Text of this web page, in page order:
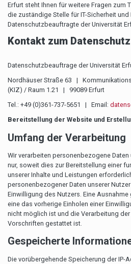
Erfurt steht Ihnen für weitere Fragen zum
die zuständige Stelle für IT-Sicherheit
Datenschutzbeauftragte der Universität
Kontakt zum Datenschutz
Datenschutzbeauftrage der Universität
Nordhäuser Straße 63 |
(KIZ) / Raum 1.21 | 99089 Erfurt
Tel.: +49 (0)361-737-5651 | Email:
Bereitstellung der Website und
Umfang der Verarbeitung
Wir verarbeiten personenbezogene
nur, soweit dies zur Bereitstellung einer
unserer Inhalte und Leistungen
personenbezogener Daten unserer
Einwilligung des Nutzers. Eine
eine das vorherige Einholen einer
nicht möglich ist und die Verarbeitung
Vorschriften gestattet ist.
Gespeicherte
Die vorübergehende Speicherung der IP-